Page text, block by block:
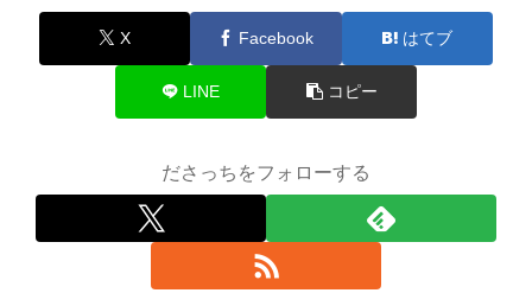
X Facebook はてブ
LINE コピー
ださっちをフォローする